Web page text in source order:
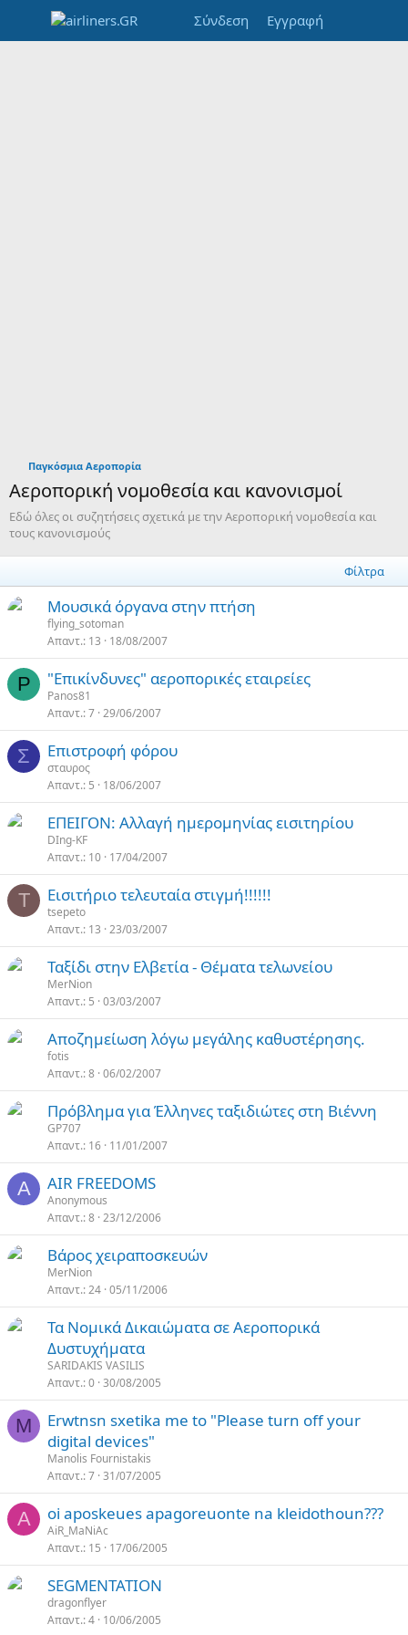
Σύνδεση Εγγραφή
Παγκόσμια Αεροπορία
Αεροπορική νομοθεσία και κανονισμοί
Εδώ όλες οι συζητήσεις σχετικά με την Αεροπορική νομοθεσία και
τους κανονισμούς
Φίλτρα
Μουσικά όργανα στην πτήση
flying_sotoman
Απαντ. 13 18/08/2007
P "Επικίνδυνες" αεροπορικές εταιρείες
Panos81
Απαντ. 7 29/06/2007
Σ Επιστροφή φόρου
σταυρος
Απαντ. 5 18/06/2007
ΕΠΕΙΓΟΝ: Aλλαγή ημερομηνίας εισιτηρίου
DIng-KF
Απαντ. 10 17/04/2007
T Εισιτήριο τελευταία στιγμή!!!!!!
tsepeto
Απαντ. 13 23/03/2007
Ταξίδι στην Ελβετία - Θέματα τελωνείου
MerNion
Απαντ. 5 03/03/2007
Αποζημείωση λόγω μεγάλης καθυστέρησης.
fotis
Απαντ. 8 06/02/2007
Πρόβλημα για Έλληνες ταξιδιώτες στη Βιέννη
GP707
Απαντ. 16 11/01/2007
A AIR FREEDOMS
Anonymous
Απαντ. 8 23/12/2006
Βάρος χειραποσκευών
MerNion
Απαντ. 24 05/11/2006
Τα Νομικά Δικαιώματα σε Αεροπορικά
Δυστυχήματα
SARIDAKIS VASILIS
Απαντ. 0 30/08/2005
M
Erwtnsn sxetika me to "Please turn off your
digital devices"
Manolis Fournistakis
Απαντ. 7 31/07/2005
A oi aposkeues apagoreuonte na kleidothoun???
AiR_MaNiAc
Απαντ. 15 17/06/2005
SEGMENTATION
dragonflyer
Απαντ. 4 10/06/2005